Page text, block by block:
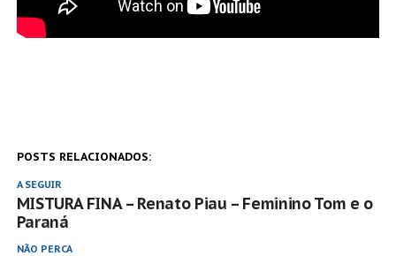
POSTS RELACIONADOS:
A SEGUIR
MISTURA FINA – Renato Piau – Feminino Tom e o
Paraná
NÃO PERCA